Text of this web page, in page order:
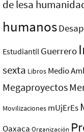
de lesa
humanos
Estudiantil Guerrero
sexta Libros Medio
Megaproyectos
Movilizaciones mUjErEs
Oaxaca Organización